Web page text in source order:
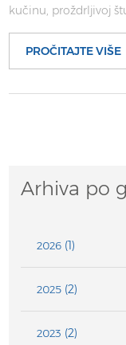
kučinu, proždrljivoj
PROČITAJTE VIŠE
Arhiva po
2026(1)
2025(2)
2023 (2)